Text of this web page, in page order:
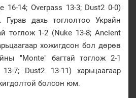
16-14; Overpass 13-3; Dust2 0-0)
Гурав дахь тоглолтоо Украйн
тоглож 1-2 (Nuke 13-8; Ancient
хожигдсон бол дөрөв
"Monte" багтай тоглож 2-1
7; Dust2 13-11) харьцаагаар
болсон юм.